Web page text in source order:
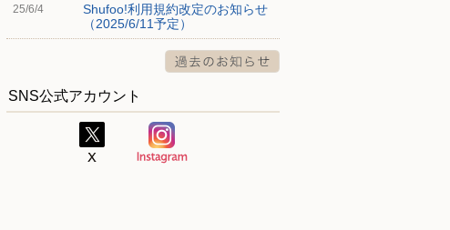
25/6/4
Shufoo!利用規約改定のお知らせ
（2025/6/11予定）
SNS公式アカウント